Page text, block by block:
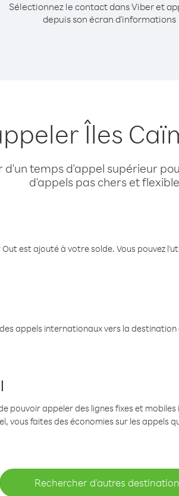
Sélectionnez le contact dans Viber et
depuis son écran d'informations
Îles
temps d'appel supérieur
d'appels pas chers et
est ajouté à votre solde. Vous pouvez
appels internationaux vers la
pouvoir appeler des lignes fixes et
vous faites des économies sur les appels
Rechercher d'autres